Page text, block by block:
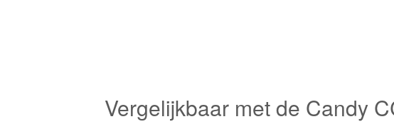
Vergelijkbaar met de Candy